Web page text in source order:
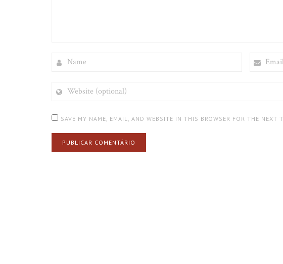
(OPTIONAL)
SAVE MY NAME, EMAIL, AND WEBSITE IN THIS BROWSER FOR THE NEXT